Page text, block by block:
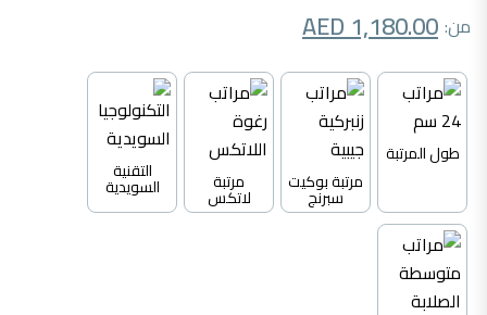
AED1,180.00
طول المرتبة
مرتبة بوكيت
سبرنج
مرتبة
لاتكس
التقنية
السويدية